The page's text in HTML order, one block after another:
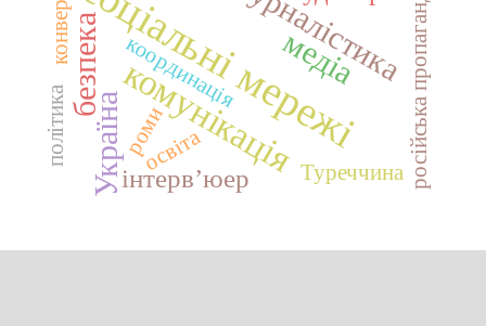
соціальні мережі
комунікація
Україна
медіа
безпека
інтерв’юер російська пропаганда
Туреччина
політика роми
освіта
координація